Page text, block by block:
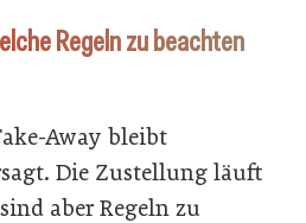
Regeln zu beachten
Away bleibt
Die Zustellung läuft
aber Regeln zu